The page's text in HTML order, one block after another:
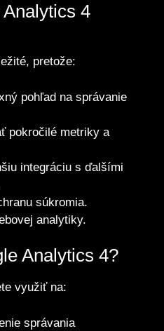
4
pretože:
pohľad na správanie
pokročilé metriky a
integráciu s ďalšími
súkromia.
analytiky.
Analytics 4?
využiť na:
správania